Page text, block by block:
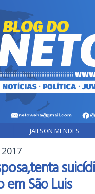
JAILSON MENDES
São Luis